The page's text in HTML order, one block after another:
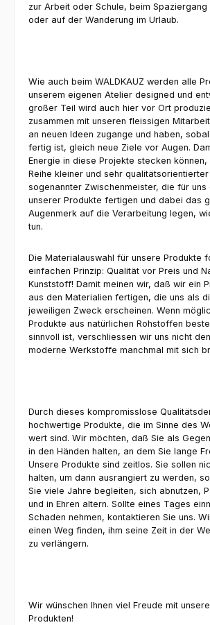
zur Arbeit oder Schule, beim Spaziergang
oder auf der Wanderung im Urlaub.
Wie auch beim WALDKAUZ werden alle
unserem eigenen Atelier designed und
großer Teil wird auch hier vor Ort
zusammen mit unseren fleissigen
an neuen Ideen zugange und haben,
fertig ist, gleich neue Ziele vor Augen.
Energie in diese Projekte stecken können,
Reihe kleiner und sehr qualitätsorientierter
sogenannter Zwischenmeister, die für uns
unserer Produkte fertigen und dabei das
Augenmerk auf die Verarbeitung legen,
tun.
Die Materialauswahl für unsere Produkte
einfachen Prinzip: Qualität vor Preis und
Kunststoff! Damit meinen wir, daß wir ein
aus den Materialien fertigen, die uns als
jeweiligen Zweck erscheinen. Wenn
Produkte aus natürlichen Rohstoffen
sinnvoll ist, verschliessen wir uns nicht
moderne Werkstoffe manchmal mit sich
Durch dieses kompromisslose
hochwertige Produkte, die im Sinne des
wert sind. Wir möchten, daß Sie als
in den Händen halten, an dem Sie lange
Unsere Produkte sind zeitlos. Sie sollen
halten, um dann ausrangiert zu werden,
Sie viele Jahre begleiten, sich abnutzen,
und in Ehren altern. Sollte eines Tages
Schaden nehmen, kontaktieren Sie uns.
einen Weg finden, ihm seine Zeit in der
zu verlängern.
Wir wünschen Ihnen viel Freude mit
Produkten!